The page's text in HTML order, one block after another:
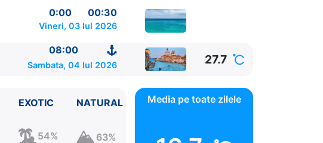
0:00
00:30
Vineri, 03 Iul 2026
08:00
Sambata, 04 Iul 2026 27.7
EXOTIC
54%
NATURAL
63%
Media pe toate zilele